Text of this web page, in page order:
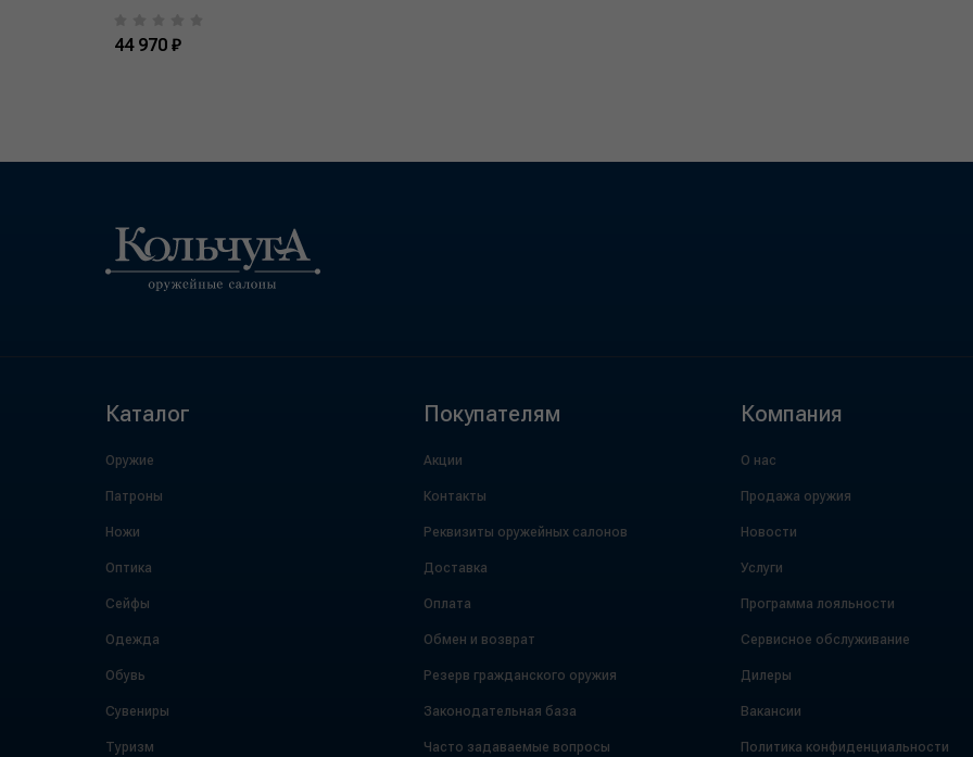
44 970 ₽
Каталог
Оружие
Патроны
Ножи
Оптика
Сейфы
Одежда
Обувь
Сувениры
Туризм
Покупателям
Акции
Контакты
Реквизиты оружейных салонов
Доставка
Оплата
Обмен и возврат
Резерв гражданского оружия
Законодательная база
Часто задаваемые вопросы
Компания
О нас
Продажа оружия
Новости
Услуги
Программа лояльности
Сервисное обслуживание
Дилеры
Вакансии
Политика конфиденциальности